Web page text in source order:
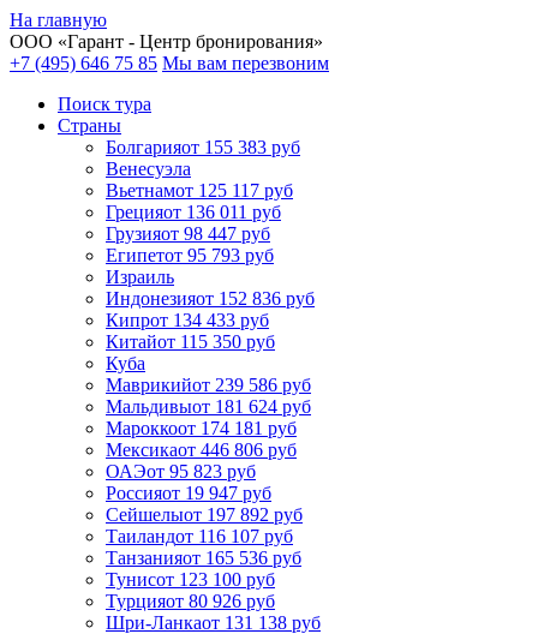
На главную
ООО «Гарант - Центр бронирования»
+7 (495) 646 75 85 Мы вам перезвоним
Поиск тура
Cтраны
Болгарияот 155 383 руб
Венесуэла
Вьетнамот 125 117 руб
Грецияот 136 011 руб
Грузияот 98 447 руб
Египетот 95 793 руб
Израиль
Индонезияот 152 836 руб
Кипрот 134 433 руб
Китайот 115 350 руб
Куба
Маврикийот 239 586 руб
Мальдивыот 181 624 руб
Мароккоот 174 181 руб
Мексикаот 446 806 руб
ОАЭот 95 823 руб
Россияот 19 947 руб
Сейшелыот 197 892 руб
Таиландот 116 107 руб
Танзанияот 165 536 руб
Тунисот 123 100 руб
Турцияот 80 926 руб
Шри-Ланкаот 131 138 руб